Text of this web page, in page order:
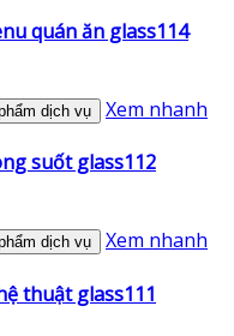
quán ăn glass114
dịch vụ Xem nhanh
suốt glass112
dịch vụ Xem nhanh
thuật glass111